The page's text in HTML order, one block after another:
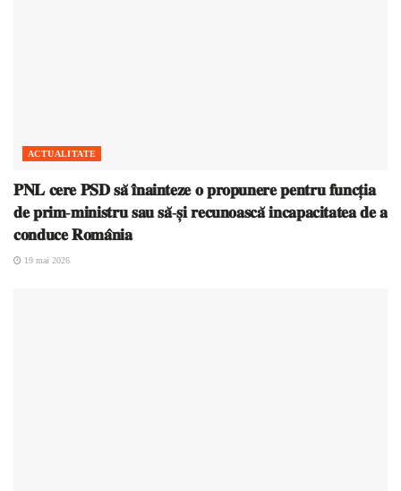
ACTUALITATE
𝐏𝐍𝐋 𝐜𝐞𝐫𝐞 𝐏𝐒𝐃 𝐬𝐚̆ 𝐢̂𝐧𝐚𝐢𝐧𝐭𝐞𝐳𝐞 𝐨 𝐩𝐫𝐨𝐩𝐮𝐧𝐞𝐫𝐞 𝐩𝐞𝐧𝐭𝐫𝐮 𝐟𝐮𝐧𝐜𝐭̦𝐢𝐚
𝐝𝐞 𝐩𝐫𝐢𝐦-𝐦𝐢𝐧𝐢𝐬𝐭𝐫𝐮 𝐬𝐚𝐮 𝐬𝐚̆-𝐬̦𝐢 𝐫𝐞𝐜𝐮𝐧𝐨𝐚𝐬𝐜𝐚̆ 𝐢𝐧𝐜𝐚𝐩𝐚𝐜𝐢𝐭𝐚𝐭𝐞𝐚 𝐝𝐞 𝐚
𝐜𝐨𝐧𝐝𝐮𝐜𝐞 𝐑𝐨𝐦𝐚̂𝐧𝐢𝐚
19 mai 2026